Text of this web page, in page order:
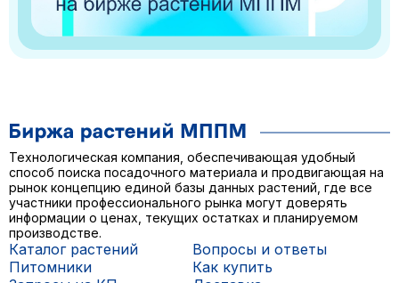
Технологическая компания, обеспечивающая удобный
способ поиска посадочного материала и продвигающая на
рынок концепцию единой базы данных растений, где все
участники профессионального рынка могут доверять
информации о ценах, текущих остатках и планируемом
производстве.
Каталог растений
Питомники
Вопросы и ответы
Как купить